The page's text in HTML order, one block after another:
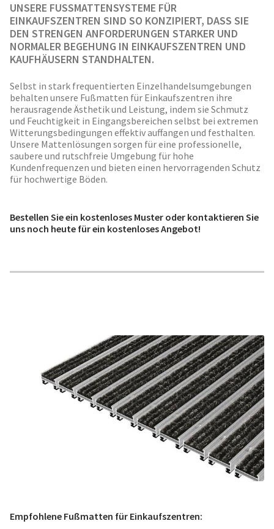
UNSERE FUSSMATTENSYSTEME FÜR E
INKAUFSZENTREN SIND SO KONZIPIERT, DASS SIE D
EN STRENGEN ANFORDERUNGEN STARKER UND N
ORMALER BEGEHUNG IN EINKAUFSZENTREN UND K
AUFHÄUSERN STANDHALTEN.
Selbst in stark frequentierten Einzelhandelsumgebungen
behalten unsere Fußmatten für Einkaufszentren ihre
herausragende Ästhetik und Leistung, indem sie Schmutz
und Feuchtigkeit in Eingangsbereichen selbst bei extremen
Witterungsbedingungen effektiv auffangen und festhalten.
Unsere Mattenlösungen sorgen für eine professionelle,
saubere und rutschfreie Umgebung für hohe
Kundenfrequenzen und bieten einen hervorragenden Schutz
für hochwertige Böden.
Bestellen Sie ein kostenloses Muster oder kontaktieren Sie
uns noch heute für ein kostenloses Angebot!
Empfohlene Fußmatten für Einkaufszentren: